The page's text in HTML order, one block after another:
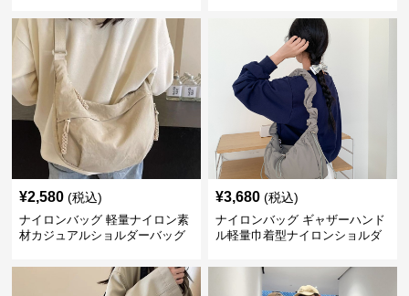
¥2,580 (税込)
ナイロンバッグ 軽量ナイロン素
材カジュアルショルダーバッグ
¥3,680 (税込)
ナイロンバッグ ギャザーハンド
ル軽量巾着型ナイロンショルダ